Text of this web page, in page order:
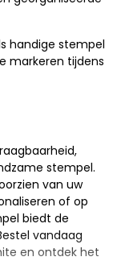
handige stempel
markeren tijdens
stempel.
van uw
of op
biedt de
vandaag
en ontdek het